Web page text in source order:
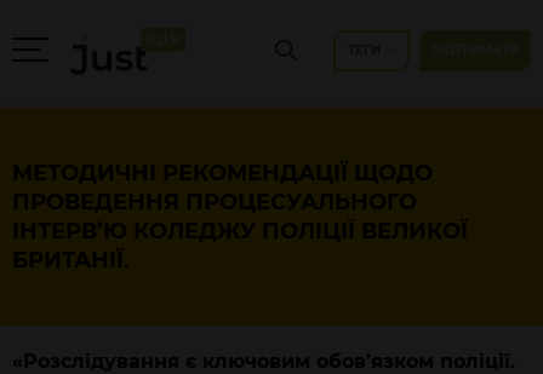
МЕТОДИЧНІ РЕКОМЕНДАЦІЇ ЩОДО
ПРОВЕДЕННЯ ПРОЦЕСУАЛЬНОГО
ІНТЕРВ’Ю КОЛЕДЖУ ПОЛІЦІЇ ВЕЛИКОЇ
БРИТАНІЇ.
«Розслідування є ключовим обов’язком поліції.